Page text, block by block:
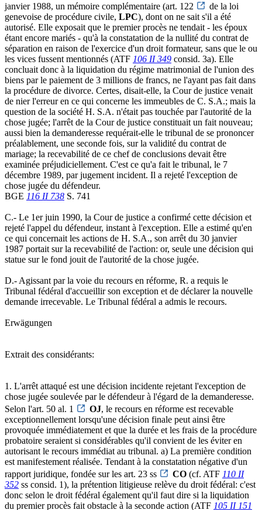
janvier 1988, un mémoire complémentaire (art. 122
de la loi
genevoise de procédure civile, LPC), dont on ne sait s'il a été
autorisé. Elle exposait que le premier procès ne tendait - les époux
étant encore mariés - qu'à la constatation de la nullité du contrat de
séparation en raison de l'exercice d'un droit formateur, sans que le ou
les vices fussent mentionnés (ATF 106 II 349 consid. 3a). Elle
concluait donc à la liquidation du régime matrimonial de l'union des
biens par le paiement de 3 millions de francs, ne l'ayant pas fait dans
la procédure de divorce. Certes, disait-elle, la Cour de justice venait
de nier l'erreur en ce qui concerne les immeubles de C. S.A.; mais la
question de la société H. S.A. n'était pas touchée par l'autorité de la
chose jugée; l'arrêt de la Cour de justice constituait un fait nouveau;
aussi bien la demanderesse requérait-elle le tribunal de se prononcer
préalablement, une seconde fois, sur la validité du contrat de
mariage; la recevabilité de ce chef de conclusions devait être
examinée préjudiciellement. C'est ce qu'a fait le tribunal, le 7
décembre 1989, par jugement incident. Il a rejeté l'exception de
chose jugée du défendeur.
BGE 116 II 738 S. 741
C.- Le 1er juin 1990, la Cour de justice a confirmé cette décision et
rejeté l'appel du défendeur, instant à l'exception. Elle a estimé qu'en
ce qui concernait les actions de H. S.A., son arrêt du 30 janvier
1987 portait sur la recevabilité de l'action: or, seule une décision qui
statue sur le fond jouit de l'autorité de la chose jugée.
D.- Agissant par la voie du recours en réforme, R. a requis le
Tribunal fédéral d'accueillir son exception et de déclarer la nouvelle
demande irrecevable. Le Tribunal fédéral a admis le recours.
Erwägungen
Extrait des considérants:
1. L'arrêt attaqué est une décision incidente rejetant l'exception de
chose jugée soulevée par le défendeur à l'égard de la demanderesse.
Selon l'art. 50 al. 1
OJ, le recours en réforme est recevable
exceptionnellement lorsqu'une décision finale peut ainsi être
provoquée immédiatement et que la durée et les frais de la procédure
probatoire seraient si considérables qu'il convient de les éviter en
autorisant le recours immédiat au tribunal. a) La première condition
est manifestement réalisée. Tendant à la constatation négative d'un
rapport juridique, fondée sur les art. 23 ss
CO (cf. ATF 110 II
352 ss consid. 1), la prétention litigieuse relève du droit fédéral: c'est
donc selon le droit fédéral également qu'il faut dire si la liquidation
du premier procès fait obstacle à la seconde action (ATF 105 II 151